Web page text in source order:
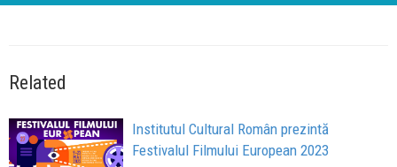
Related
Institutul Cultural Român prezintă
Festivalul Filmului European 2023